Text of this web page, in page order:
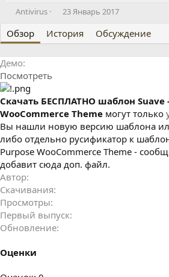
А
т
о
р
Antivirus
Д
т
а
с
а
и
я
23 Январь 2017
Обзор История Обсуждение
Демо
Посмотреть
Cкачать БЕСПЛАТНО шаблон Suave
WooCommerce Theme могут только
Вы нашли новую версию шаблона
либо отдельно русификатор к
Purpose WooCommerce Theme -
добавит сюда доп. файл.
Автор
Скачивания
Просмотры
Первый выпуск
Обновление
Оценки